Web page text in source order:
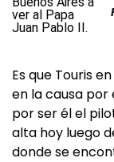
Es que Touris
en la causa
por ser él el
alta hoy luego
donde se